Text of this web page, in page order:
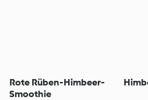
Rote Rüben-Himbeer-
Smoothie